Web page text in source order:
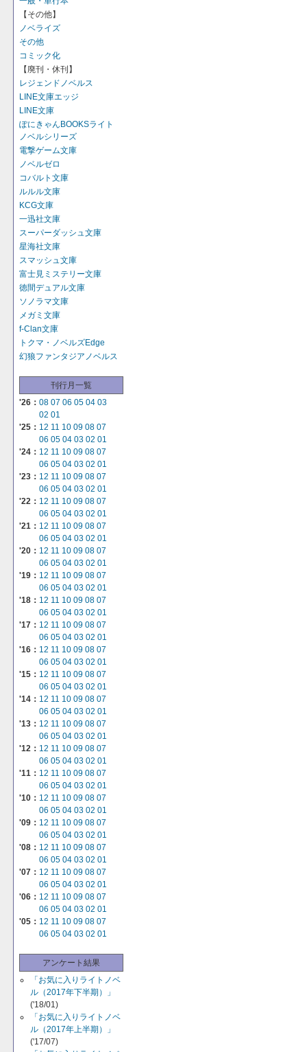
【その他】
ノベライズ
その他
コミック化
【廃刊・休刊】
レジェンドノベルス
LINE文庫エッジ
LINE文庫
ぽにきゃんBOOKSライト
ノベルシリーズ
電撃ゲーム文庫
ノベルゼロ
コバルト文庫
ルルル文庫
KCG文庫
一迅社文庫
スーパーダッシュ文庫
星海社文庫
スマッシュ文庫
富士見ミステリー文庫
徳間デュアル文庫
ソノラマ文庫
メガミ文庫
f-Clan文庫
トクマ・ノベルズEdge
幻狼ファンタジアノベルス
刊行月一覧
'26： 08 07 06 05 04 03
02 01
'25： 12 11 10 09 08 07
06 05 04 03 02 01
'24： 12 11 10 09 08 07
06 05 04 03 02 01
'23： 12 11 10 09 08 07
06 05 04 03 02 01
'22： 12 11 10 09 08 07
06 05 04 03 02 01
'21： 12 11 10 09 08 07
06 05 04 03 02 01
'20： 12 11 10 09 08 07
06 05 04 03 02 01
'19： 12 11 10 09 08 07
06 05 04 03 02 01
'18： 12 11 10 09 08 07
06 05 04 03 02 01
'17： 12 11 10 09 08 07
06 05 04 03 02 01
'16： 12 11 10 09 08 07
06 05 04 03 02 01
'15： 12 11 10 09 08 07
06 05 04 03 02 01
'14： 12 11 10 09 08 07
06 05 04 03 02 01
'13： 12 11 10 09 08 07
06 05 04 03 02 01
'12： 12 11 10 09 08 07
06 05 04 03 02 01
'11： 12 11 10 09 08 07
06 05 04 03 02 01
'10： 12 11 10 09 08 07
06 05 04 03 02 01
'09： 12 11 10 09 08 07
06 05 04 03 02 01
'08： 12 11 10 09 08 07
06 05 04 03 02 01
'07： 12 11 10 09 08 07
06 05 04 03 02 01
'06： 12 11 10 09 08 07
06 05 04 03 02 01
'05： 12 11 10 09 08 07
06 05 04 03 02 01
アンケート結果
「お気に入りライトノベ
ル（2017年下半期）」
('18/01)
「お気に入りライトノベ
ル（2017年上半期）」
('17/07)